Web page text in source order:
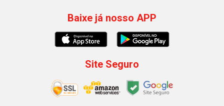
Baixe já nosso APP
Site Seguro